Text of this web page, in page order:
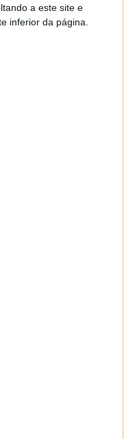
a este site e
inferior da página.